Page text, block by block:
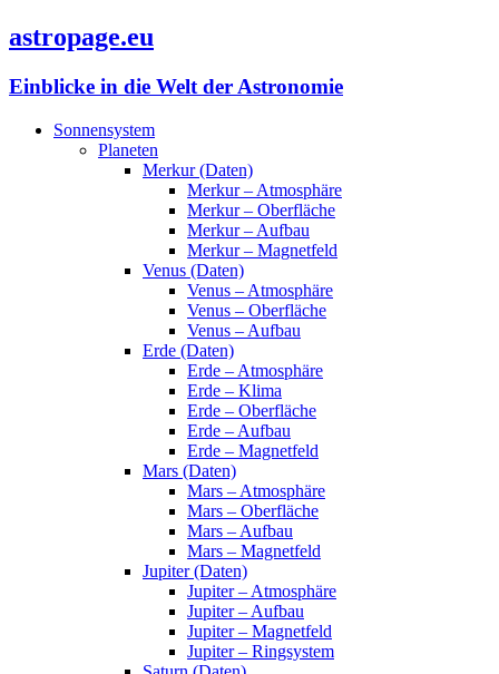
astropage.eu
Einblicke in die Welt der Astronomie
Sonnensystem
Planeten
Merkur (Daten)
Merkur – Atmosphäre
Merkur – Oberfläche
Merkur – Aufbau
Merkur – Magnetfeld
Venus (Daten)
Venus – Atmosphäre
Venus – Oberfläche
Venus – Aufbau
Erde (Daten)
Erde – Atmosphäre
Erde – Klima
Erde – Oberfläche
Erde – Aufbau
Erde – Magnetfeld
Mars (Daten)
Mars – Atmosphäre
Mars – Oberfläche
Mars – Aufbau
Mars – Magnetfeld
Jupiter (Daten)
Jupiter – Atmosphäre
Jupiter – Aufbau
Jupiter – Magnetfeld
Jupiter – Ringsystem